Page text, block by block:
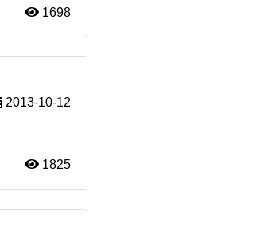
1698
2013-10-12
1825